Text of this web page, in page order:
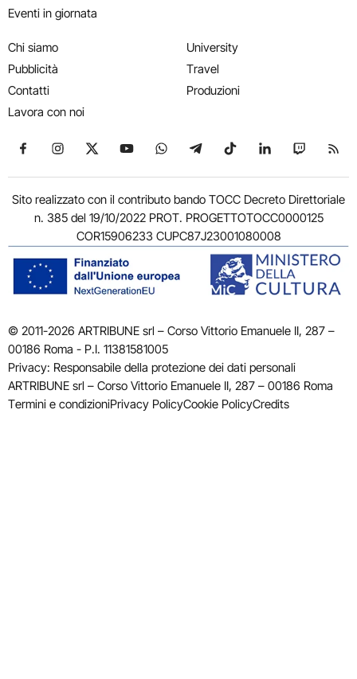
Eventi in giornata
Chi siamo
Pubblicità
Contatti
Lavora con noi
University
Travel
Produzioni
Seguici su Facebook
Seguici su Instagram
Seguici su X
Seguici su YouTube
Seguici su WhatsApp
Seguici su Telegram
Seguici su TikTok
Seguici su
Seguici
Sito realizzato con il contributo bando TOCC Decreto Direttoriale
n. 385 del 19/10/2022 PROT. PROGETTOTOCC0000125
COR15906233 CUPC87J23001080008
© 2011-2026 ARTRIBUNE srl – Corso Vittorio Emanuele II, 287 –
00186 Roma - P.I. 11381581005
Privacy: Responsabile della protezione dei dati personali
ARTRIBUNE srl – Corso Vittorio Emanuele II, 287 – 00186 Roma
Termini e condizioniPrivacy PolicyCookie PolicyCredits